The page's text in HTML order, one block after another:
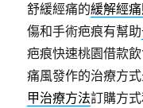
舒緩經痛的緩解經
傷和手術疤痕有幫助
疤痕快速桃園借款
痛風發作的治療方
甲治療方法訂購方